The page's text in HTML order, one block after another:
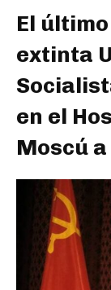
El
extinta
en el
Moscú